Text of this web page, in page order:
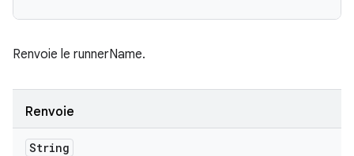
Renvoie le runnerName.
Renvoie
String